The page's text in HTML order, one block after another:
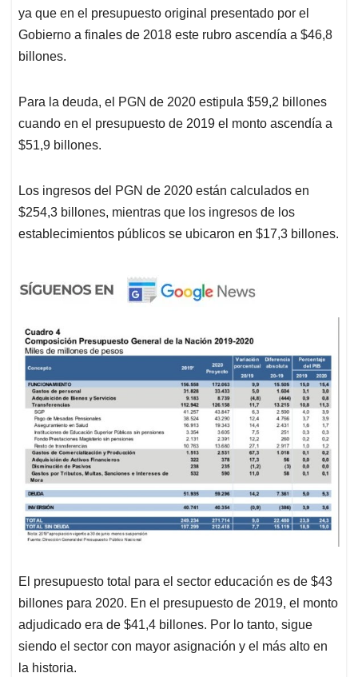
ya que en el presupuesto original presentado por el
Gobierno a finales de 2018 este rubro ascendía a $46,8
billones.
Para la deuda, el PGN de 2020 estipula $59,2 billones
cuando en el presupuesto de 2019 el monto ascendía a
$51,9 billones.
Los ingresos del PGN de 2020 están calculados en
$254,3 billones, mientras que los ingresos de los
establecimientos públicos se ubicaron en $17,3 billones.
El presupuesto total para el sector educación es de $43
billones para 2020. En el presupuesto de 2019, el monto
adjudicado era de $41,4 billones. Por lo tanto, sigue
siendo el sector con mayor asignación y el más alto en
la historia.